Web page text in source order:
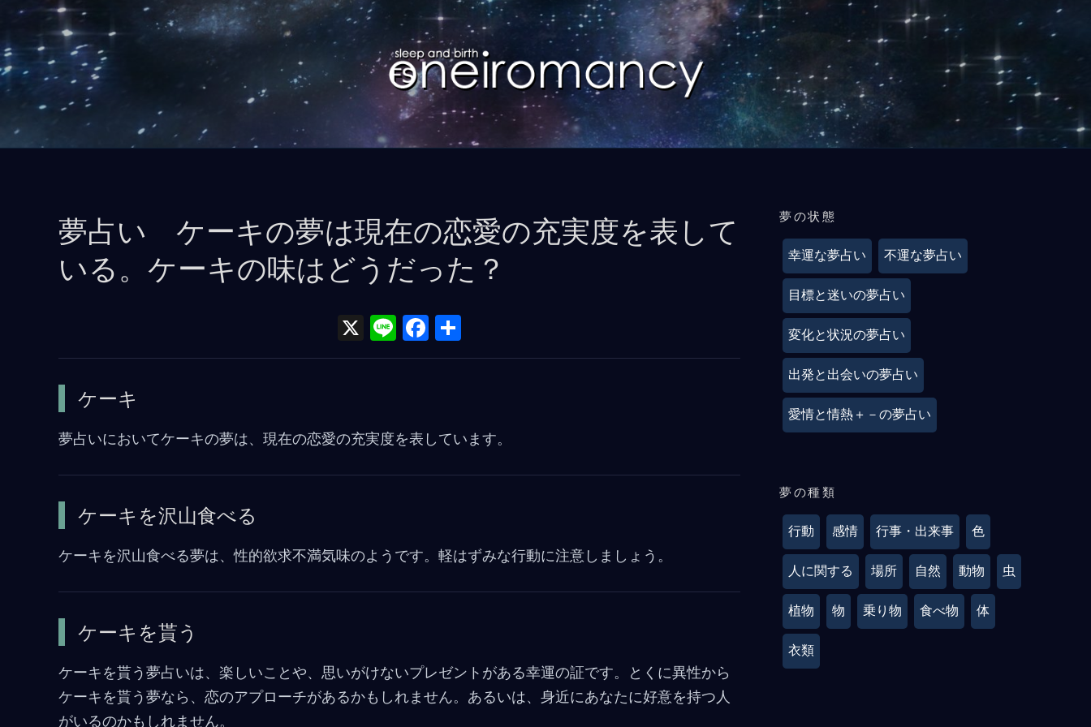
ン
テ
ン
夢占い ケーキの夢は現在の恋愛の充実度を表して
いる。ケーキの味はどうだった？
X Li
n
F
a
o
k
有
ケーキ
夢占いにおいてケーキの夢は、現在の恋愛の充実度を表しています。
ケーキを沢山食べる
ケーキを沢山食べる夢は、性的欲求不満気味のようです。軽はずみな行動に注意しましょう。
ケーキを貰う
ケーキを貰う夢占いは、楽しいことや、思いがけないプレゼントがある幸運の証です。とくに異性から
ケーキを貰う夢なら、恋のアプローチがあるかもしれません。あるいは、身近にあなたに好意を持つ人
がいるのかもしれません。
夢の状態
幸運な夢占い 不運な夢占い
目標と迷いの夢占い
変化と状況の夢占い
出発と出会いの夢占い
愛情と情熱＋－の夢占い
夢の種類
行動 感情 行事・出来事 色
人に関する 場所 自然 動物 虫
植物 物 乗り物 食べ物 体
衣類